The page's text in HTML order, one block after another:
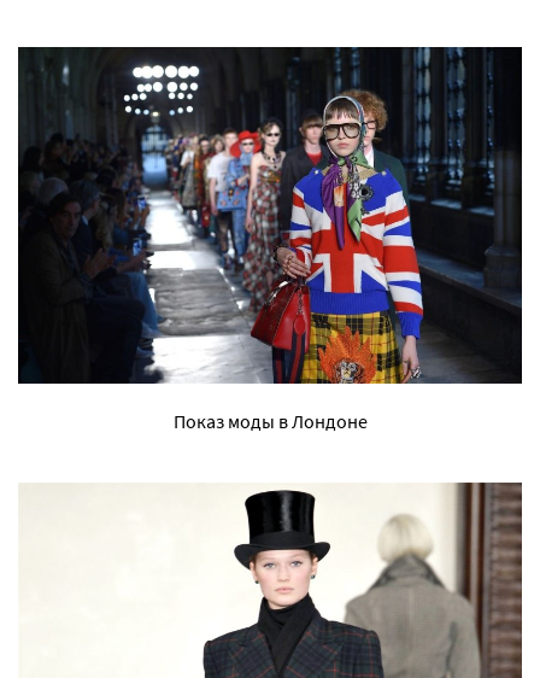
Показ моды в Лондоне